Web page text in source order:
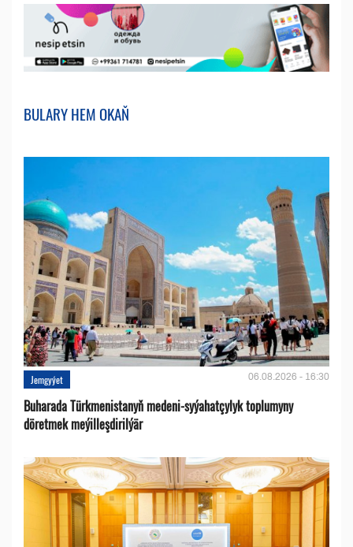
BULARY HEM OKAŇ
Jemgyýet 06.08.2026 - 16:30
Buharada Türkmenistanyň medeni-syýahatçylyk toplumyny
döretmek meýilleşdirilýär